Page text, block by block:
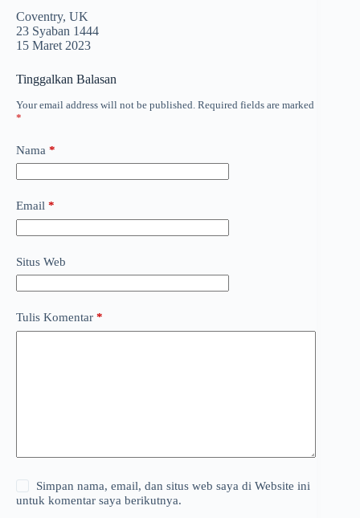
Coventry, UK
23 Syaban 1444
15 Maret 2023
Tinggalkan Balasan
Your email address will not be published. Required fields are marked
*
Nama *
Email *
Situs Web
Tulis Komentar *
Simpan nama, email, dan situs web saya di Website ini
untuk komentar saya berikutnya.